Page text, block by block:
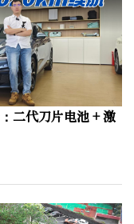
二代刀片电池 + 激